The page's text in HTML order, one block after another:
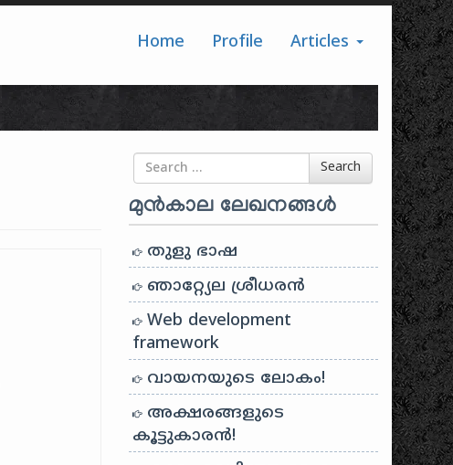
Home Profile Articles
Search for Search
മുൻകാല ലേഖനങ്ങൾ
തുളു ഭാഷ
ഞാറ്റ്യേല ശ്രീധരൻ
Web development
framework
വായനയുടെ ലോകം!
അക്ഷരങ്ങളുടെ
കൂട്ടുകാരൻ!